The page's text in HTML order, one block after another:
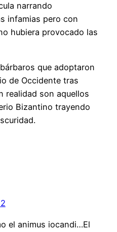
narrando
infamias pero con
hubiera provocado las
que adoptaron
de Occidente tras
realidad son aquellos
Bizantino trayendo
el animus iocandi…El